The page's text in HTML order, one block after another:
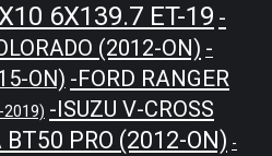
6X139.7 ET-19 -
(2012-ON) -
ON) -FORD RANGER
2019) -ISUZU V-CROSS
PRO (2012-ON) -